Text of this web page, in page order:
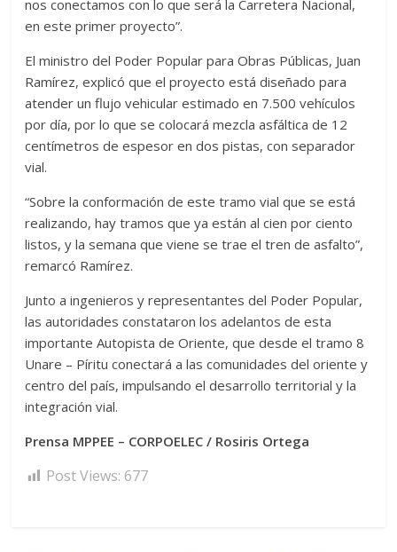
nos conectamos con lo que será la Carretera Nacional,
en este primer proyecto”.
El ministro del Poder Popular para Obras Públicas, Juan
Ramírez, explicó que el proyecto está diseñado para
atender un flujo vehicular estimado en 7.500 vehículos
por día, por lo que se colocará mezcla asfáltica de 12
centímetros de espesor en dos pistas, con separador
vial.
“Sobre la conformación de este tramo vial que se está
realizando, hay tramos que ya están al cien por ciento
listos, y la semana que viene se trae el tren de asfalto”,
remarcó Ramírez.
Junto a ingenieros y representantes del Poder Popular,
las autoridades constataron los adelantos de esta
importante Autopista de Oriente, que desde el tramo 8
Unare – Píritu conectará a las comunidades del oriente y
centro del país, impulsando el desarrollo territorial y la
integración vial.
Prensa MPPEE – CORPOELEC / Rosiris Ortega
Post Views: 677